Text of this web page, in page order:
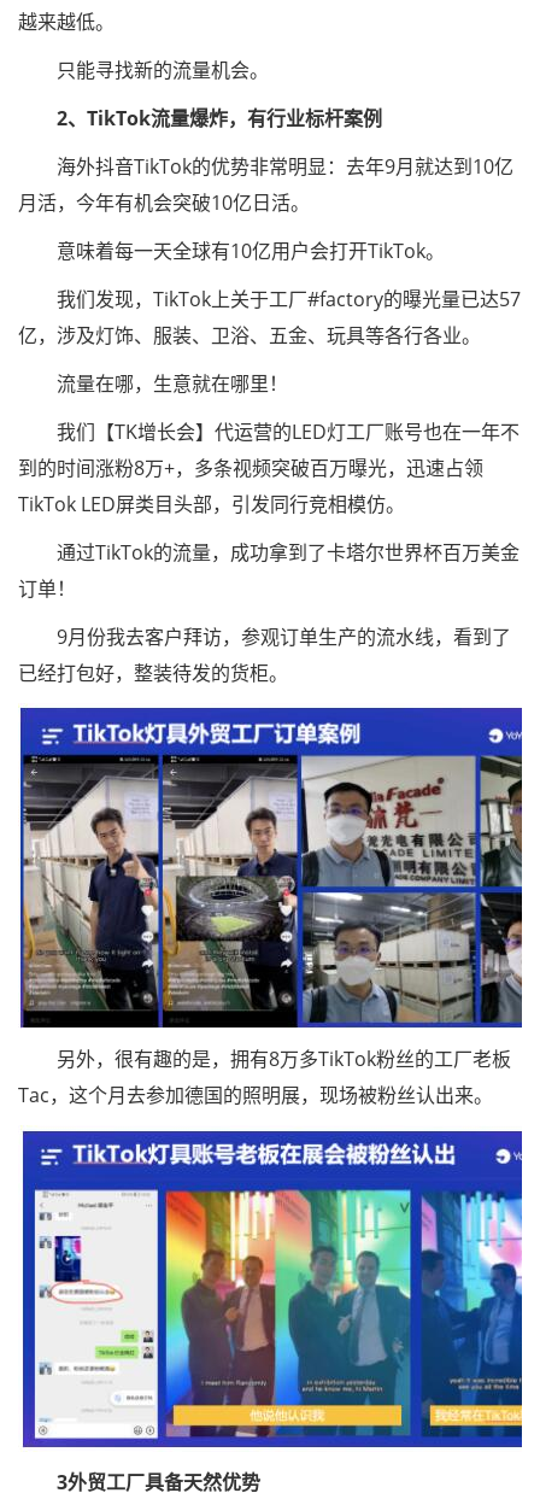
越来越低。
只能寻找新的流量机会。
2、TikTok流量爆炸，有行业标杆案例
海外抖音TikTok的优势非常明显：去年9月就达到10亿
月活，今年有机会突破10亿日活。
意味着每一天全球有10亿用户会打开TikTok。
我们发现，TikTok上关于工厂#factory的曝光量已达57
亿，涉及灯饰、服装、卫浴、五金、玩具等各行各业。
流量在哪，生意就在哪里！
我们【TK增长会】代运营的LED灯工厂账号也在一年不
到的时间涨粉8万+，多条视频突破百万曝光，迅速占领
TikTok LED屏类目头部，引发同行竞相模仿。
通过TikTok的流量，成功拿到了卡塔尔世界杯百万美金
订单！
9月份我去客户拜访，参观订单生产的流水线，看到了
已经打包好，整装待发的货柜。
另外，很有趣的是，拥有8万多TikTok粉丝的工厂老板
Tac，这个月去参加德国的照明展，现场被粉丝认出来。
3外贸工厂具备天然优势